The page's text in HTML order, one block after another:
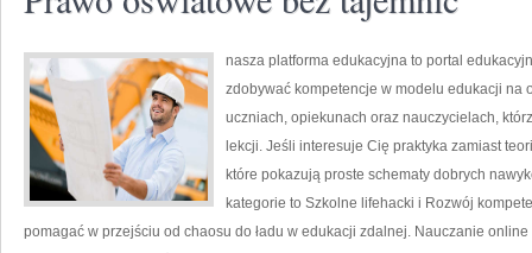
nasza platforma edukacyjna to portal
zdobywać kompetencje w modelu edukacji na
uczniach, opiekunach oraz nauczycielach,
lekcji. Jeśli interesuje Cię praktyka zamiast
które pokazują proste schematy dobrych
kategorie to Szkolne lifehacki i Rozwój
pomagać w przejściu od chaosu do ładu w edukacji zdalnej. Nauczanie